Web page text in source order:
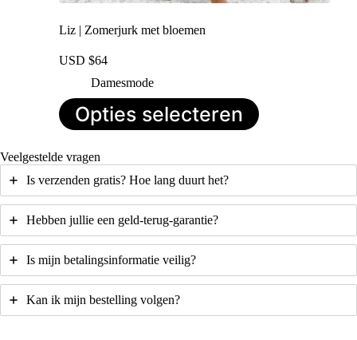
Liz | Zomerjurk met bloemen
USD $64
Damesmode
Opties selecteren
Dit
product
heeft
variaties.
Deze
kan
gekozen
worden
op
de
productpagina
Veelgestelde vragen
Is verzenden gratis? Hoe lang duurt het?
Hebben jullie een geld-terug-garantie?
Is mijn betalingsinformatie veilig?
Kan ik mijn bestelling volgen?